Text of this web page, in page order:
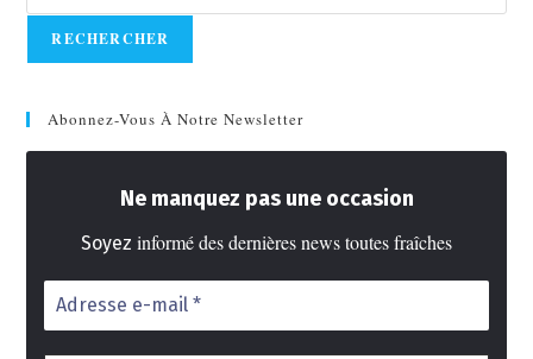
RECHERCHER
Abonnez-Vous À Notre Newsletter
Ne manquez pas une occasion
Soyez informé des dernières news toutes fraîches